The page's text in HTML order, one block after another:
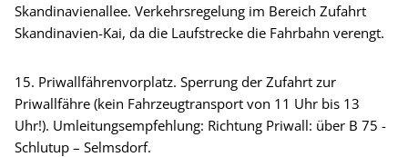
Skandinavienallee. Verkehrsregelung im Bereich Zufahrt
Skandinavien-Kai, da die Laufstrecke die Fahrbahn verengt.
15. Priwallfährenvorplatz. Sperrung der Zufahrt zur
Priwallfähre (kein Fahrzeugtransport von 11 Uhr bis 13
Uhr!). Umleitungsempfehlung: Richtung Priwall: über B 75 -
Schlutup – Selmsdorf.